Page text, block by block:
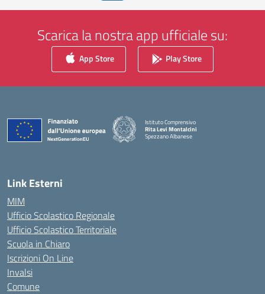
Scarica la nostra app ufficiale su:
App Store Play Store
Istituto Comprensivo
Rita Levi Montalcini
Spezzano Albanese
— Visita la pagina iniziale della scuola
Link Esterni
MIM
Ufficio Scolastico Regionale
Ufficio Scolastico Territoriale
Scuola in Chiaro
Iscrizioni On Line
Invalsi
Comune